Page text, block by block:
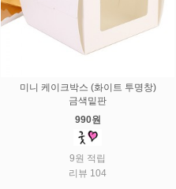
미니 케이크박스 (화이트 투명창)
금색밑판
990원
9원 적립
리뷰 104